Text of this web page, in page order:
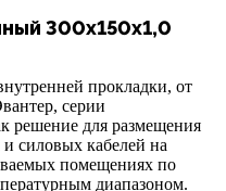
300х150х1,0
прокладки, от
серии
решение для размещения
силовых кабелей на
помещениях по
диапазоном.